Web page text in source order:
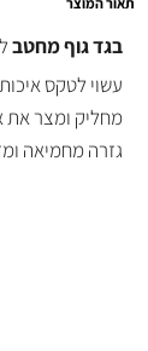
בגד גוף מחטב
עשוי לטקס
מחליק ומצר את
גזרה מחמיאה